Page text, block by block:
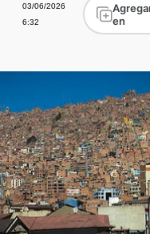
03/06/2026
6:32
en